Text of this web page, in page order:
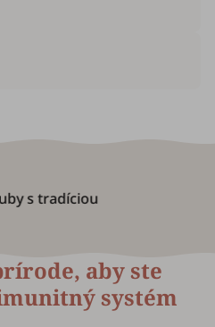
s tradíciou
aby ste
systém